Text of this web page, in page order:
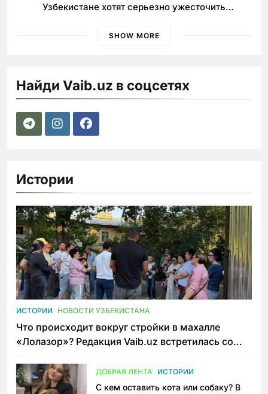
Узбекистане хотят серьезно ужесточить
SHOW MORE
Найди Vaib.uz в соцсетях
Истории
ИСТОРИИ НОВОСТИ УЗБЕКИСТАНА
Что происходит вокруг стройки в махалле
«Лолазор»? Редакция Vaib.uz встретилась со
ДОБРАЯ ЛЕНТА ИСТОРИИ
С кем оставить кота или собаку? В